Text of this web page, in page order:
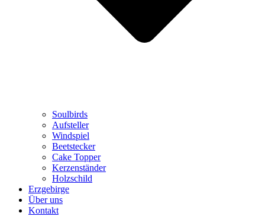
Soulbirds
Aufsteller
Windspiel
Beetstecker
Cake Topper
Kerzenständer
Holzschild
Erzgebirge
Über uns
Kontakt